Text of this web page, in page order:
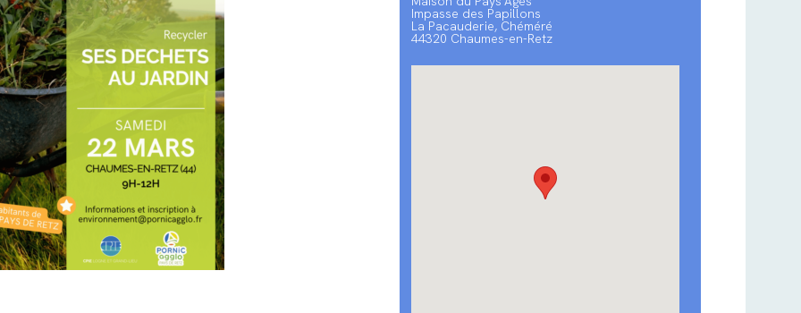
Impasse des Papillons
La Pacauderie, Chéméré
44320 Chaumes-en-Retz